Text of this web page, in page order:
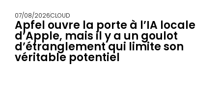
07/08/2026CLOUD
Apfel ouvre la porte à l’IA locale
d’Apple, mais il y a un goulot
d’étranglement qui limite son
véritable potentiel